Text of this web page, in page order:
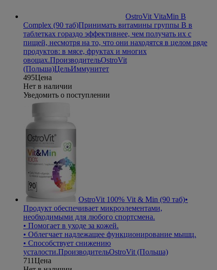
OstroVit VitaMin B
Complex (90 таб)Принимать витамины группы B в
таблетках гораздо эффективнее, чем получать их с
пищей, несмотря на то, что они находятся в целом ряде
продуктов: в мясе, фруктах и многих
овощах.ПроизводительOstroVit
(Польша)ЦельИммунитет
495Цена
Нет в наличии
Уведомить о поступлении
OstroVit 100% Vit & Min (90 таб)•
Продукт обеспечивает микроэлементами,
необходимыми для любого спортсмена.
• Помогает в уходе за кожей.
• Облегчает надлежащее функционирование мышц.
• Способствует снижению
усталости.ПроизводительOstroVit (Польша)
711Цена